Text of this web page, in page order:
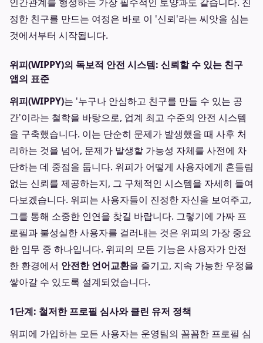
정한 친구를 만드는 여정은 바로 이 '신뢰'라는 씨앗을 심는
것에서부터 시작됩니다.
위피(WIPPY)의 독보적 안전 시스템: 신뢰할 수 있는 친구
앱의 표준
위피(WIPPY)는 '누구나 안심하고 친구를 만들 수 있는 공
간'이라는 철학을 바탕으로, 업계 최고 수준의 안전 시스템
을 구축했습니다. 이는 단순히 문제가 발생했을 때 사후 처
리하는 것을 넘어, 문제가 발생할 가능성 자체를 사전에 차
단하는 데 중점을 둡니다. 위피가 어떻게 사용자에게 흔들림
없는 신뢰를 제공하는지, 그 구체적인 시스템을 자세히 들여
다보겠습니다. 위피는 사용자들이 진정한 자신을 보여주고,
그를 통해 소중한 인연을 찾길 바랍니다. 그렇기에 가짜 프
로필과 불성실한 사용자를 걸러내는 것은 위피의 가장 중요
한 임무 중 하나입니다. 위피의 모든 기능은 사용자가 안전
한 환경에서 안전한 언어교환을 즐기고, 지속 가능한 우정을
쌓아갈 수 있도록 설계되었습니다.
1단계: 철저한 프로필 심사와 클린 유저 정책
위피에 가입하는 모든 사용자는 운영팀의 꼼꼼한 프로필 심